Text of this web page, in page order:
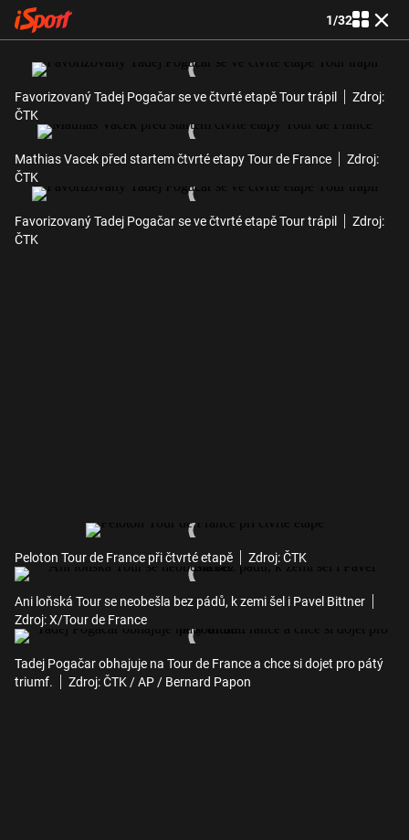
1/32
Favorizovaný Tadej Pogačar se ve čtvrté etapě Tour trápil
Zdroj:
ČTK
Mathias Vacek před startem čtvrté etapy Tour de France
Zdroj:
ČTK
Favorizovaný Tadej Pogačar se ve čtvrté etapě Tour trápil
Zdroj:
ČTK
Peloton Tour de France při čtvrté etapě Zdroj: ČTK
Ani loňská Tour se neobešla bez pádů, k zemi šel i Pavel Bittner
Zdroj: X/Tour de France
Tadej Pogačar obhajuje na Tour de France a chce si dojet pro pátý
triumf.
Zdroj: ČTK / AP / Bernard Papon